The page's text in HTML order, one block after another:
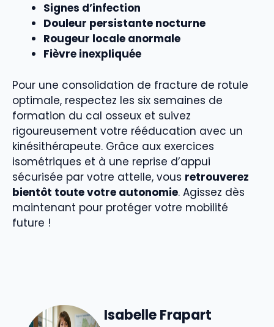
Signes d’infection
Douleur persistante nocturne
Rougeur locale anormale
Fièvre inexpliquée
Pour une consolidation de fracture de rotule
optimale, respectez les six semaines de
formation du cal osseux et suivez
rigoureusement votre rééducation avec un
kinésithérapeute. Grâce aux exercices
isométriques et à une reprise d’appui
sécurisée par votre attelle, vous retrouverez
bientôt toute votre autonomie. Agissez dès
maintenant pour protéger votre mobilité
future !
Isabelle Frapart